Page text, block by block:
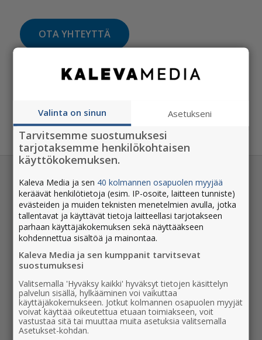
OTA YHTEYTTÄ
Auta meitä onnistumaan jakelussa. Pidä huolta, että
OTA YHTEYTTÄ
Ota yhteyttä -lomake
Asiakaspalvelu
06 247 7201
ma-pe 9-19, la 9-15
Toimituksen yhteystiedot
Kaleva Media
SUOSITUIMMAT
Valinta on sinun Asetukseni
Tarvitsemme suostumuksesi
tarjotaksemme henkilökohtaisen
käyttökokemuksen.
Kaleva Media ja sen 40 kolmannen osapuolen myyjää
keräävät henkilötietoja (esim. IP-osoite, laitteen tunniste)
evästeiden ja muiden teknisten menetelmien avulla, jotka
tallentavat ja käyttävät tietoja laitteellasi tarjotakseen
parhaan käyttäjäkokemuksen sekä näyttääkseen
kohdennettua sisältöä ja mainontaa.
Kaleva Media ja sen kumppanit tarvitsevat
suostumuksesi
Valitsemalla 'Hyväksy kaikki' hyväksyt tietojen käsittelyn
palvelun sisällä, hylkääminen voi vaikuttaa
käyttäjäkokemukseen. Jotkut kolmannen osapuolen myyjät
voivat käyttää oikeutettua etuaan toimiakseen, voit
vastustaa sitä tai muuttaa muita asetuksia valitsemalla
Asetukset-kohdan.